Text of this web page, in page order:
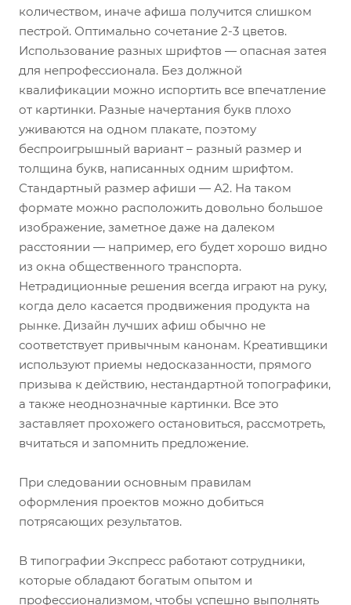
количеством, иначе афиша получится слишком
пестрой. Оптимально сочетание 2-3 цветов.
Использование разных шрифтов — опасная затея
для непрофессионала. Без должной
квалификации можно испортить все впечатление
от картинки. Разные начертания букв плохо
уживаются на одном плакате, поэтому
беспроигрышный вариант – разный размер и
толщина букв, написанных одним шрифтом.
Стандартный размер афиши — А2. На таком
формате можно расположить довольно большое
изображение, заметное даже на далеком
расстоянии — например, его будет хорошо видно
из окна общественного транспорта.
Нетрадиционные решения всегда играют на руку,
когда дело касается продвижения продукта на
рынке. Дизайн лучших афиш обычно не
соответствует привычным канонам. Креативщики
используют приемы недосказанности, прямого
призыва к действию, нестандартной топографики,
а также неоднозначные картинки. Все это
заставляет прохожего остановиться, рассмотреть,
вчитаться и запомнить предложение.
При следовании основным правилам
оформления проектов можно добиться
потрясающих результатов.
В типографии Экспресс работают сотрудники,
которые обладают богатым опытом и
профессионализмом, чтобы успешно выполнять